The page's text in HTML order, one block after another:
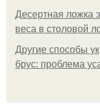
Десертная ложка
веса в столовой
Другие способы
брус: проблема